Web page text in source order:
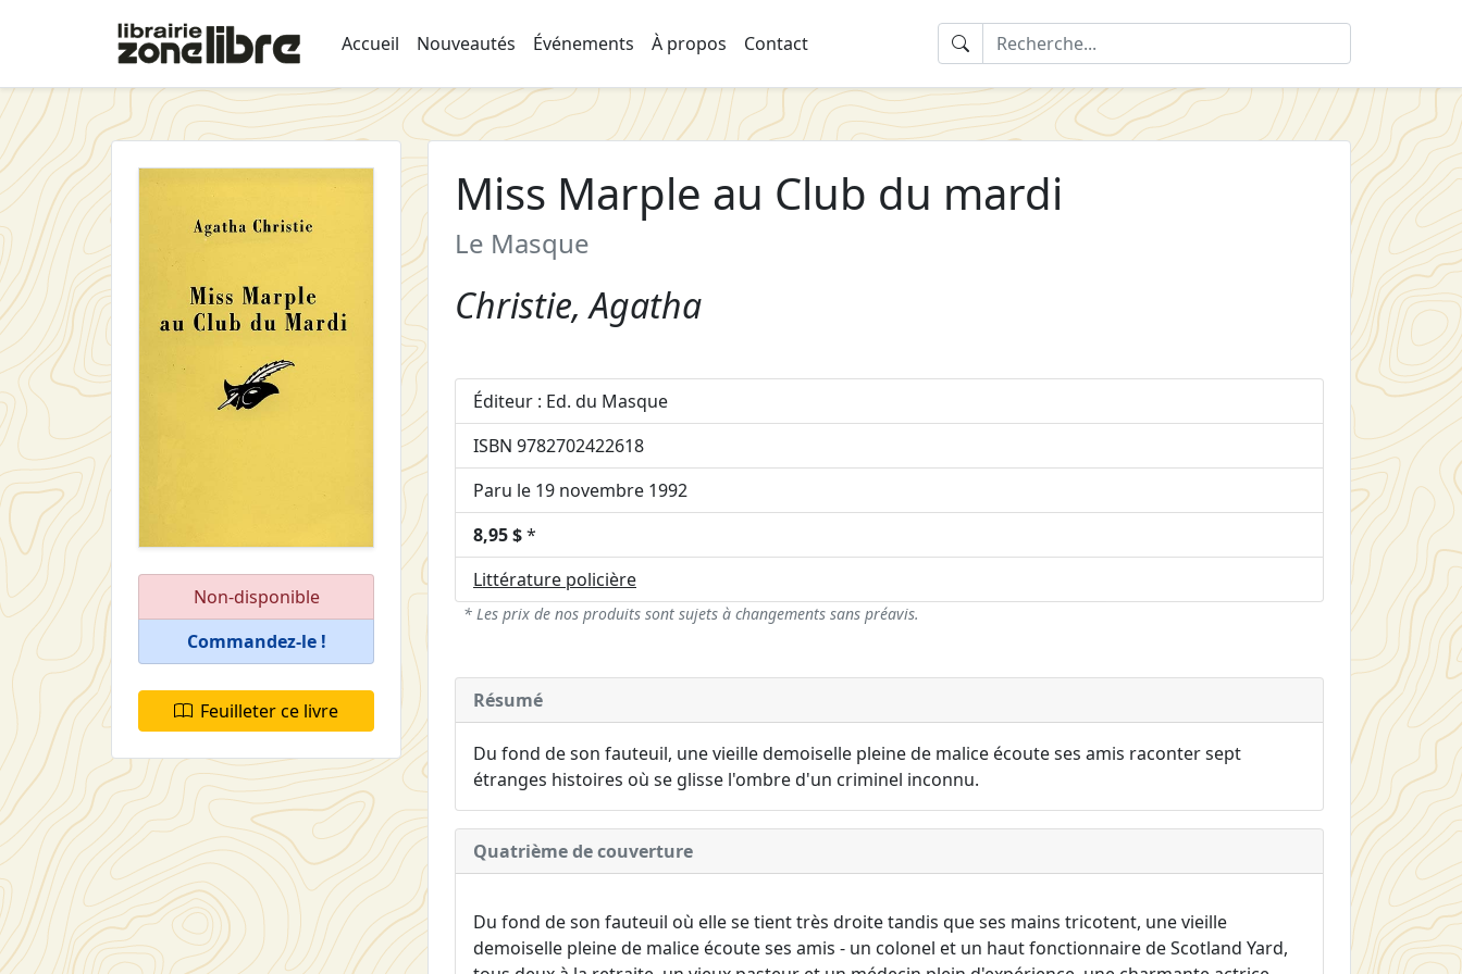
Accueil Nouveautés Événements À propos Contact
Non-disponible
Commandez-le !
Feuilleter ce livre
Miss Marple au Club du mardi
Le Masque
Christie, Agatha
Éditeur : Ed. du Masque
ISBN 9782702422618
Paru le 19 novembre 1992
8,95 $*
Littérature policière
* Les prix de nos produits sont sujets à changements sans préavis.
Résumé
Du fond de son fauteuil, une vieille demoiselle pleine de malice écoute ses amis raconter sept
étranges histoires où se glisse l'ombre d'un criminel inconnu.
Quatrième de couverture
Du fond de son fauteuil où elle se tient très droite tandis que ses mains tricotent, une vieille
demoiselle pleine de malice écoute ses amis - un colonel et un haut fonctionnaire de Scotland Yard,